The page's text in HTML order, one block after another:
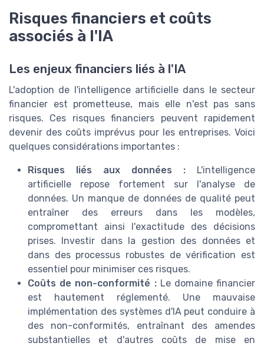
Risques financiers et coûts
associés à l'IA
Les enjeux financiers liés à l'IA
L'adoption de l'intelligence artificielle dans le secteur
financier est prometteuse, mais elle n'est pas sans
risques. Ces risques financiers peuvent rapidement
devenir des coûts imprévus pour les entreprises. Voici
quelques considérations importantes :
Risques liés aux données : L'intelligence
artificielle repose fortement sur l'analyse de
données. Un manque de données de qualité peut
entraîner des erreurs dans les modèles,
compromettant ainsi l'exactitude des décisions
prises. Investir dans la gestion des données et
dans des processus robustes de vérification est
essentiel pour minimiser ces risques.
Coûts de non-conformité :Le domaine financier
est hautement réglementé. Une mauvaise
implémentation des systèmes d'IA peut conduire à
des non-conformités, entraînant des amendes
substantielles et d'autres coûts de mise en